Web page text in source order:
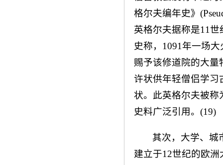
格尔夫编年史》
英格尔夫据称是11
史称，1091年一场
赐予该修道院的大量
许状供年轻僧侣学习
状。此英格尔夫被称
史料广泛引用。(19)
其次，大学、城
建立于12世纪的欧